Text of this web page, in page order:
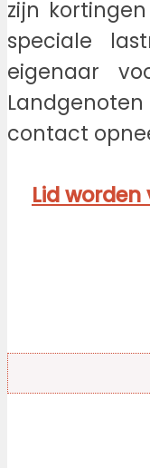
zijn
speciale
eigenaar
contact
Lid